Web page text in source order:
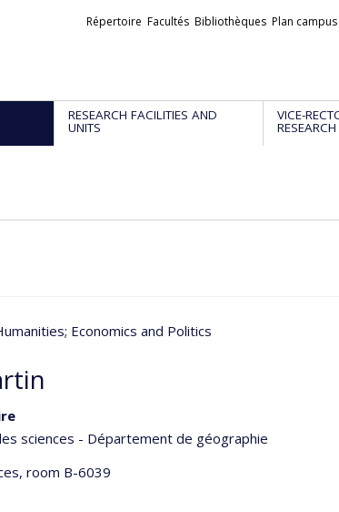
Liens
Répertoire Facultés Bibliothèques Plan campus
RESEARCH FACILITIES AND
UNITS
VICE-
RESEARCH
; Economics and Politics
sciences - Département de géographie
, room B-6039